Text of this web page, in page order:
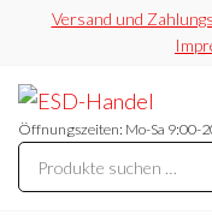
springen
Versand und
Öffnungszeiten: Mo-Sa 9:00-